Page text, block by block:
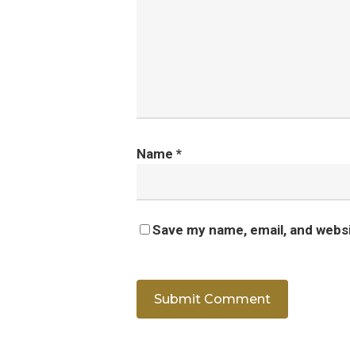
Name *
Save my name, email, and